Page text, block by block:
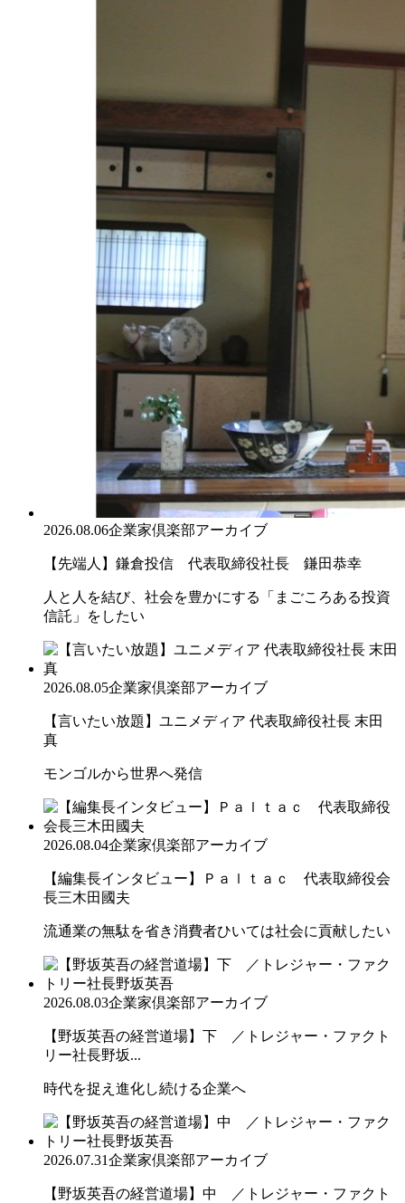
2026.08.06企業家倶楽部アーカイブ
【先端人】鎌倉投信 代表取締役社長 鎌田恭幸
人と人を結び、社会を豊かにする「まごころある投資
信託」をしたい
2026.08.05企業家倶楽部アーカイブ
【言いたい放題】ユニメディア 代表取締役社長 末田
真
モンゴルから世界へ発信
2026.08.04企業家倶楽部アーカイブ
【編集長インタビュー】Ｐａｌｔａｃ 代表取締役会
長三木田國夫
流通業の無駄を省き消費者ひいては社会に貢献したい
2026.08.03企業家倶楽部アーカイブ
【野坂英吾の経営道場】下 ／トレジャー・ファクト
リー社長野坂...
時代を捉え進化し続ける企業へ
2026.07.31企業家倶楽部アーカイブ
【野坂英吾の経営道場】中 ／トレジャー・ファクト